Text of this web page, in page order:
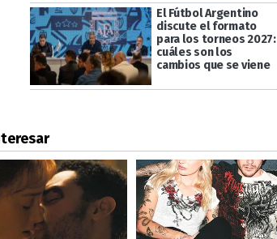
El Fútbol Argentino
discute el formato
para los torneos 2027:
cuáles son los
cambios que se viene